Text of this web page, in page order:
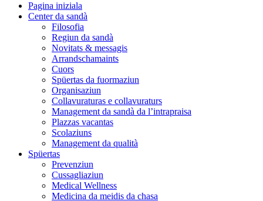
Pagina iniziala
Center da sandà
Filosofia
Regiun da sandà
Novitats & messagis
Arrandschamaints
Cuors
Spüertas da fuormaziun
Organisaziun
Collavuraturas e collavuraturs
Management da sandà da l’intrapraisa
Plazzas vacantas
Scolaziuns
Management da qualità
Spüertas
Prevenziun
Cussagliaziun
Medical Wellness
Medicina da meidis da chasa